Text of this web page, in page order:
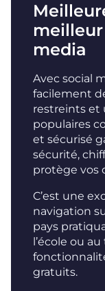
media
Avec social
facilement
restreints et
populaires
et sécurisé
sécurité,
protège vos
C’est une
navigation
pays
l’école ou
gratuits.